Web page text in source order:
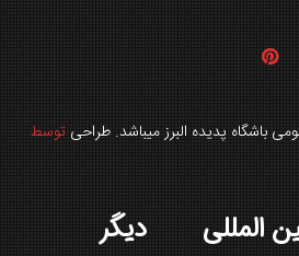
باشگاه پدیده البرز میباشد. طراحی توسط
المللی
دیگر